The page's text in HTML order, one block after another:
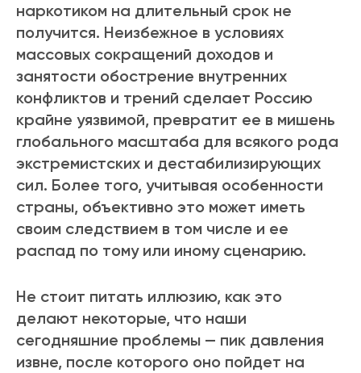
наркотиком на длительный срок не
получится. Неизбежное в условиях
массовых сокращений доходов и
занятости обострение внутренних
конфликтов и трений сделает Россию
крайне уязвимой, превратит ее в мишень
глобального масштаба для всякого рода
экстремистских и дестабилизирующих
сил. Более того, учитывая особенности
страны, объективно это может иметь
своим следствием в том числе и ее
распад по тому или иному сценарию.
Не стоит питать иллюзию, как это
делают некоторые, что наши
сегодняшние проблемы — пик давления
извне, после которого оно пойдет на